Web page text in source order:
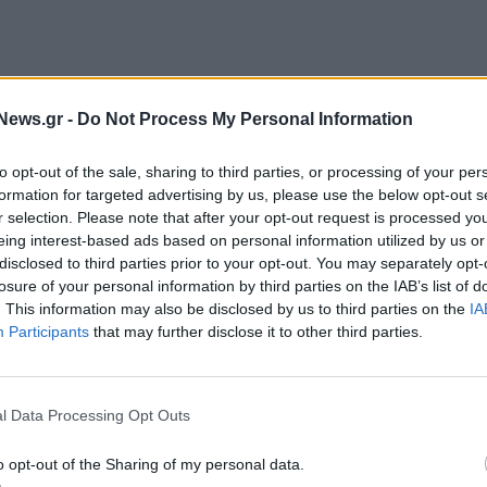
- Do Not Process My Personal Information
opt-out of the sale, sharing to third parties, or processing of your
for targeted advertising by us, please use the below opt-out
selection. Please note that after your opt-out request is processed
interest-based ads based on personal information utilized by us
to third parties prior to your opt-out. You may separately
of your personal information by third parties on the IAB’s list of
This information may also be disclosed by us to third parties on the
Participants that may further disclose it to other third parties.
Data Processing Opt Outs
opt-out of the Sharing of my personal data.
φόρτισης στην Ελλάδα, καθώς διαθέτει μια
ενός ηλεκτρικού οχήματος από το 20% έως
20 λεπτά, πρόκειται για έναν φορτιστή που
τους ιδιοκτήτες ηλεκτρικών οχημάτων,
άνετα και εύκολα από ποτέ.
της nrg
αγορά της ηλεκτροκίνησης, θέτοντας σε
ισχύος 360kW, ενώ το αμέσως επόμενο
ακόμα 9 φορτιστές αντίστοιχης ισχύος,